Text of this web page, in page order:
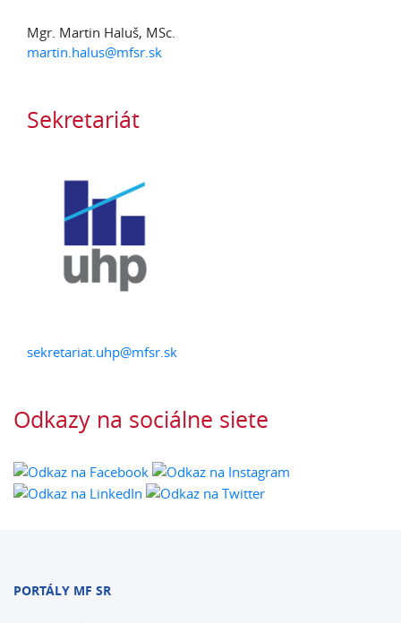
Mgr. Martin Haluš, MSc.
martin.halus@mfsr.sk
Sekretariát
sekretariat.uhp@mfsr.sk
Odkazy na sociálne siete
PORTÁLY MF SR